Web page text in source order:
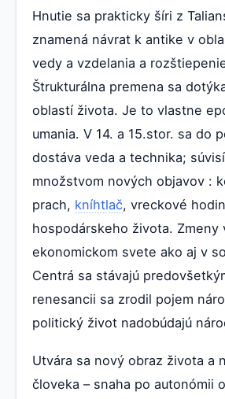
Hnutie sa prakticky šíri z
znamená návrat k antike v
vedy a vzdelania a
Štrukturálna premena sa
oblastí života. Je to vlastne
umania. V 14. a 15.stor. sa do
dostáva veda a technika;
množstvom nových objavov :
prach, kníhtlač, vreckové
hospodárskeho života. Zmeny
ekonomickom svete ako aj v
Centrá sa stávajú
renesancii sa zrodil pojem
politický život nadobúdajú
Utvára sa nový obraz života a
človeka – snaha po autonómii